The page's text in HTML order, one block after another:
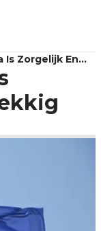
Is Zorgelijk En